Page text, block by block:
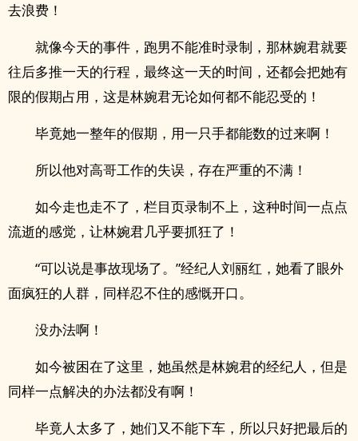
去浪费！
就像今天的事件，跑男不能准时录制，那林婉君就要
往后多推一天的行程，最终这一天的时间，还都会把她有
限的假期占用，这是林婉君无论如何都不能忍受的！
毕竟她一整年的假期，用一只手都能数的过来啊！
所以他对高哥工作的失误，存在严重的不满！
如今走也走不了，栏目页录制不上，这种时间一点点
流逝的感觉，让林婉君几乎要抓狂了！
“可以说是事故现场了。”经纪人刘丽红，她看了眼外
面疯狂的人群，同样忍不住的感慨开口。
没办法啊！
如今被困在了这里，她虽然是林婉君的经纪人，但是
同样一点解决的办法都没有啊！
毕竟人太多了，她们又不能下车，所以只好把最后的